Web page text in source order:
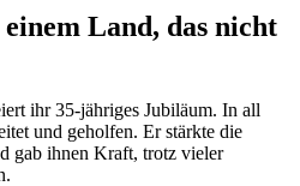
Land, das nicht
ihr 35-jähriges Jubiläum. In all
und geholfen. Er stärkte die
gab ihnen Kraft, trotz vieler